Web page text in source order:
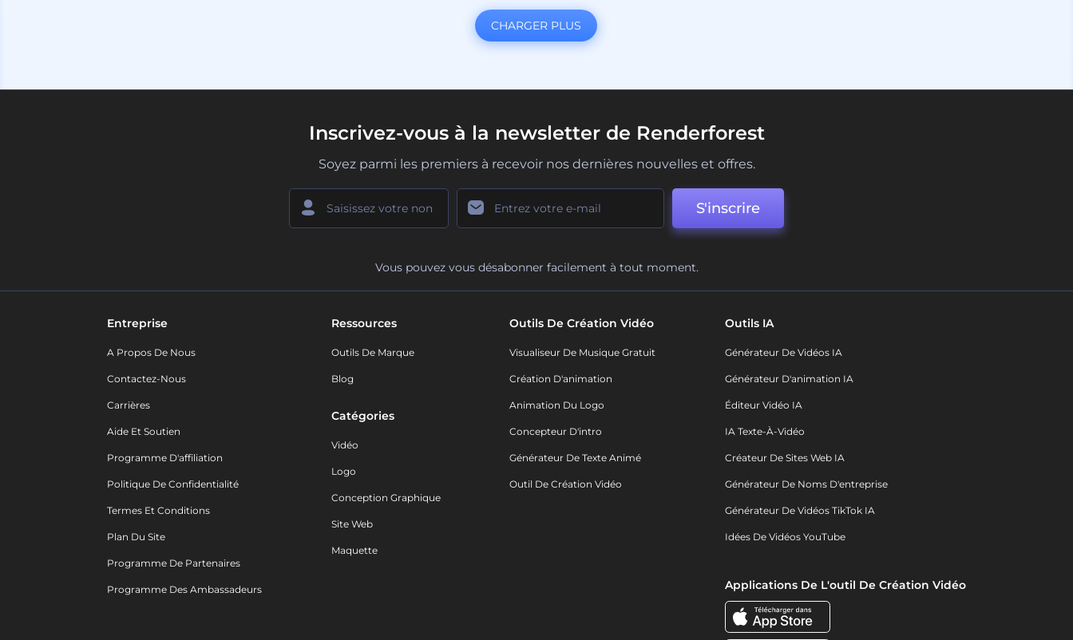
CHARGER PLUS
Inscrivez-vous à la newsletter de Renderforest
Soyez parmi les premiers à recevoir nos dernières nouvelles et offres.
S'inscrire
Vous pouvez vous désabonner facilement à tout moment.
Entreprise
A Propos De Nous
Contactez-Nous
Carrières
Aide Et Soutien
Programme D'affiliation
Politique De Confidentialité
Termes Et Conditions
Plan Du Site
Programme De Partenaires
Programme Des Ambassadeurs
Ressources
Outils De Marque
Blog
Catégories
Vidéo
Logo
Conception Graphique
Site Web
Maquette
Outils De Création Vidéo
Visualiseur De Musique Gratuit
Création D'animation
Animation Du Logo
Concepteur D'intro
Générateur De Texte Animé
Outil De Création Vidéo
Outils IA
Générateur De Vidéos IA
Générateur D'animation IA
Éditeur Vidéo IA
IA Texte-À-Vidéo
Créateur De Sites Web IA
Générateur De Noms D'entreprise
Générateur De Vidéos TikTok IA
Idées De Vidéos YouTube
Applications De L'outil De Création Vidéo